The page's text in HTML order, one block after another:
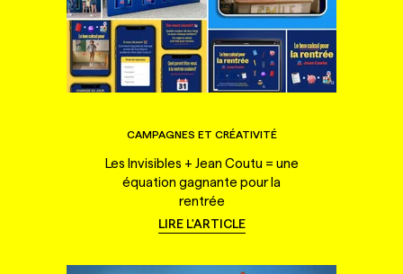
CAMPAGNES ET CRÉATIVITÉ
Les Invisibles + Jean Coutu = une
équation gagnante pour la
rentrée
LIRE L'ARTICLE